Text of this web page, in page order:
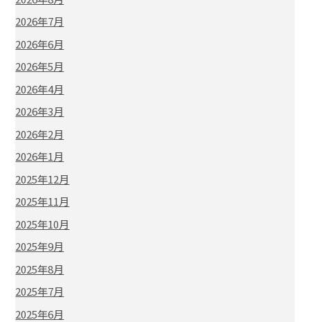
2026年7月
2026年6月
2026年5月
2026年4月
2026年3月
2026年2月
2026年1月
2025年12月
2025年11月
2025年10月
2025年9月
2025年8月
2025年7月
2025年6月